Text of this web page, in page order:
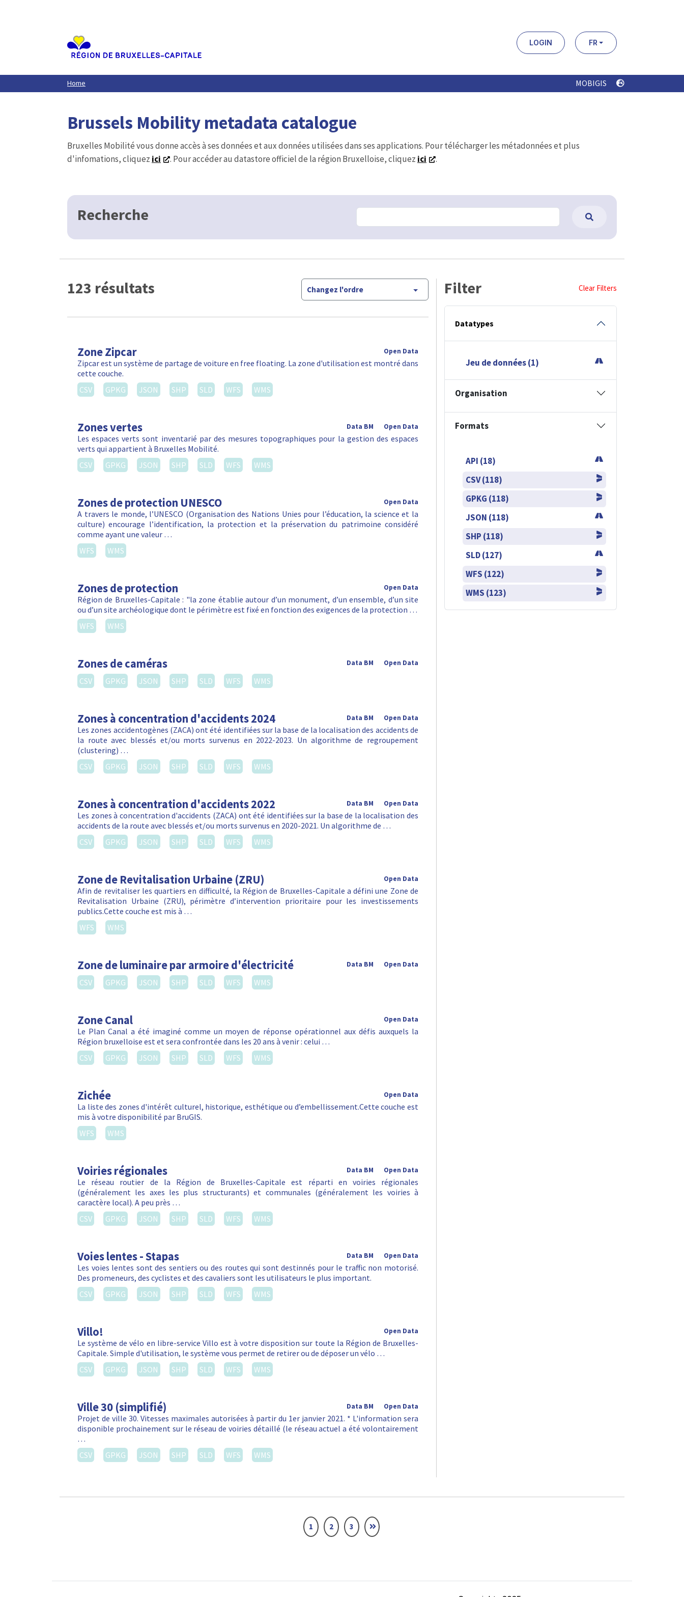
LOGIN FR
Home MOBIGIS
Brussels Mobility metadata catalogue
Bruxelles Mobilité vous donne accès à ses données et aux données utilisées dans ses applications. Pour télécharger les métadonnées et plus
d'infomations, cliquez ici . Pour accéder au datastore officiel de la région Bruxelloise, cliquez ici .
Recherche
123 résultats Changez l'ordre
Zone Zipcar Open Data
Zipcar est un système de partage de voiture en free floating. La zone d'utilisation est montré dans
cette couche.
CSV
GPKG JSON SHP SLD WFS WMS
Zones vertes Open Data
Data BM
Les espaces verts sont inventarié par des mesures topographiques pour la gestion des espaces
verts qui appartient à Bruxelles Mobilité.
CSV
GPKG JSON SHP SLD WFS WMS
Zones de protection UNESCO Open Data
A travers le monde, l’UNESCO (Organisation des Nations Unies pour l’éducation, la science et la
culture) encourage l’identification, la protection et la préservation du patrimoine considéré
comme ayant une valeur …
WFS
WMS
Zones de protection Open Data
Région de Bruxelles-Capitale : "la zone établie autour d’un monument, d’un ensemble, d’un site
ou d’un site archéologique dont le périmètre est fixé en fonction des exigences de la protection …
WFS
WMS
Zones de caméras Open Data
Data BM
CSV GPKG JSON SHP SLD WFS WMS
Zones à concentration d'accidents 2024 Open Data
Data BM
Les zones accidentogènes (ZACA) ont été identifiées sur la base de la localisation des accidents de
la route avec blessés et/ou morts survenus en 2022-2023. Un algorithme de regroupement
(clustering) …
CSV
GPKG JSON SHP SLD WFS WMS
Zones à concentration d'accidents 2022 Open Data
Data BM
Les zones à concentration d'accidents (ZACA) ont été identifiées sur la base de la localisation des
accidents de la route avec blessés et/ou morts survenus en 2020-2021. Un algorithme de …
CSV
GPKG JSON SHP SLD WFS WMS
Zone de Revitalisation Urbaine (ZRU) Open Data
Afin de revitaliser les quartiers en difficulté, la Région de Bruxelles-Capitale a défini une Zone de
Revitalisation Urbaine (ZRU), périmètre d’intervention prioritaire pour les investissements
publics.Cette couche est mis à …
WFS
WMS
Zone de luminaire par armoire d'électricité Open Data
Data BM
CSV GPKG JSON SHP SLD WFS WMS
Zone Canal Open Data
Le Plan Canal a été imaginé comme un moyen de réponse opérationnel aux défis auxquels la
Région bruxelloise est et sera confrontée dans les 20 ans à venir : celui …
CSV
GPKG JSON SHP SLD WFS WMS
Zichée Open Data
La liste des zones d'intérêt culturel, historique, esthétique ou d’embellissement.Cette couche est
mis à votre disponibilité par BruGIS.
WFS
WMS
Voiries régionales Open Data
Data BM
Le réseau routier de la Région de Bruxelles-Capitale est réparti en voiries régionales
(généralement les axes les plus structurants) et communales (généralement les voiries à
caractère local). A peu près …
CSV
GPKG JSON SHP SLD WFS WMS
Voies lentes - Stapas Open Data
Data BM
Les voies lentes sont des sentiers ou des routes qui sont destinnés pour le traffic non motorisé.
Des promeneurs, des cyclistes et des cavaliers sont les utilisateurs le plus important.
CSV
GPKG JSON SHP SLD WFS WMS
Villo! Open Data
Le système de vélo en libre-service Villo est à votre disposition sur toute la Région de Bruxelles-
Capitale. Simple d'utilisation, le système vous permet de retirer ou de déposer un vélo …
CSV
GPKG JSON SHP SLD WFS WMS
Ville 30 (simplifié) Open Data
Data BM
Projet de ville 30. Vitesses maximales autorisées à partir du 1er janvier 2021. * L'information sera
disponible prochainement sur le réseau de voiries détaillé (le réseau actuel a été volontairement
…
CSV
GPKG JSON SHP SLD WFS WMS
Filter Clear Filters
Datatypes
Jeu de données (1)
Organisation
Formats
API (18)
CSV (118)
GPKG (118)
JSON (118)
SHP (118)
SLD (127)
WFS (122)
WMS (123)
1 2 3